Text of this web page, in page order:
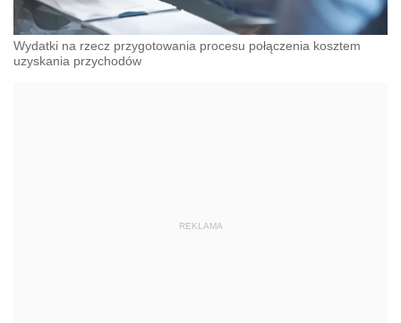
Wydatki na rzecz przygotowania procesu połączenia kosztem
uzyskania przychodów